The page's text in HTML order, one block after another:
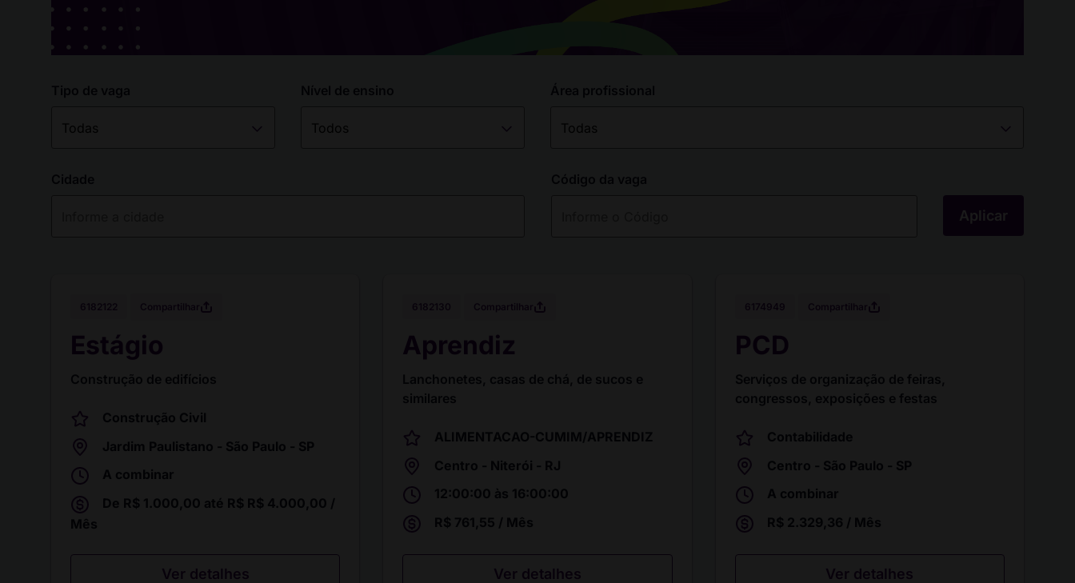
Aplicar
Estágio
Construção de edifícios
Construção Civil
Jardim Paulistano - São Paulo - SP
A combinar
De R$ 1.000,00 até R$ R$ 4.000,00 /
Mês
Ver detalhes
Aprendiz
Lanchonetes, casas de chá, de sucos e
similares
ALIMENTACAO-CUMIM/APRENDIZ
Centro - Niterói - RJ
12:00:00 às 16:00:00
R$ 761,55 / Mês
Ver detalhes
PCD
Serviços de organização de feiras,
congressos, exposições e festas
Contabilidade
Centro - São Paulo - SP
A combinar
R$ 2.329,36 / Mês
Ver detalhes